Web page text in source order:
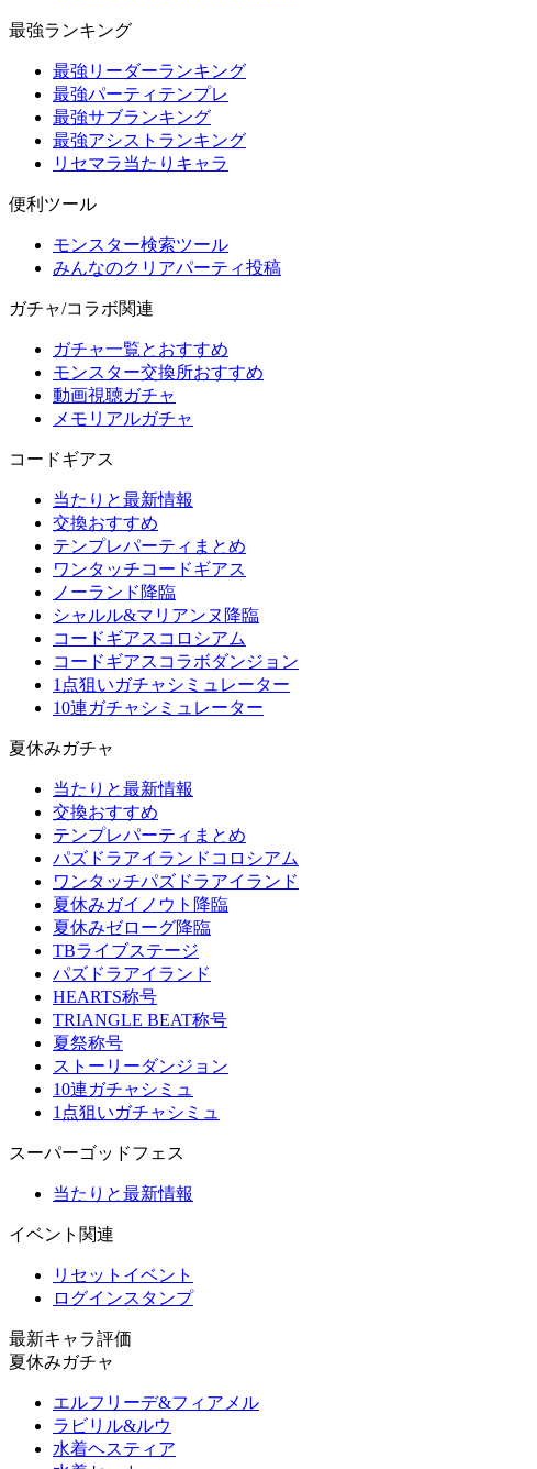
最強ランキング
最強リーダーランキング
最強パーティテンプレ
最強サブランキング
最強アシストランキング
リセマラ当たりキャラ
便利ツール
モンスター検索ツール
みんなのクリアパーティ投稿
ガチャ/コラボ関連
ガチャ一覧とおすすめ
モンスター交換所おすすめ
動画視聴ガチャ
メモリアルガチャ
コードギアス
当たりと最新情報
交換おすすめ
テンプレパーティまとめ
ワンタッチコードギアス
ノーランド降臨
シャルル&マリアンヌ降臨
コードギアスコロシアム
コードギアスコラボダンジョン
1点狙いガチャシミュレーター
10連ガチャシミュレーター
夏休みガチャ
当たりと最新情報
交換おすすめ
テンプレパーティまとめ
パズドラアイランドコロシアム
ワンタッチパズドラアイランド
夏休みガイノウト降臨
夏休みゼローグ降臨
TBライブステージ
パズドラアイランド
HEARTS称号
TRIANGLE BEAT称号
夏祭称号
ストーリーダンジョン
10連ガチャシミュ
1点狙いガチャシミュ
スーパーゴッドフェス
当たりと最新情報
イベント関連
リセットイベント
ログインスタンプ
最新キャラ評価
夏休みガチャ
エルフリーデ&フィアメル
ラビリル&ルウ
水着ヘスティア